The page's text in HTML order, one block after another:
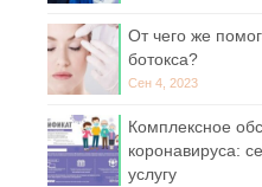
От чего же
ботокса?
Сен 4, 2023
Комплексное
коронавируса:
услугу